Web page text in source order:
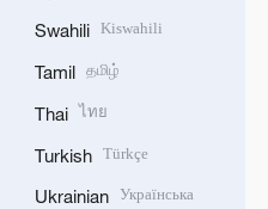
Swahili Kiswahili
Tamil தமிழ்
Thai ไทย
Turkish Türkçe
Ukrainian Українська